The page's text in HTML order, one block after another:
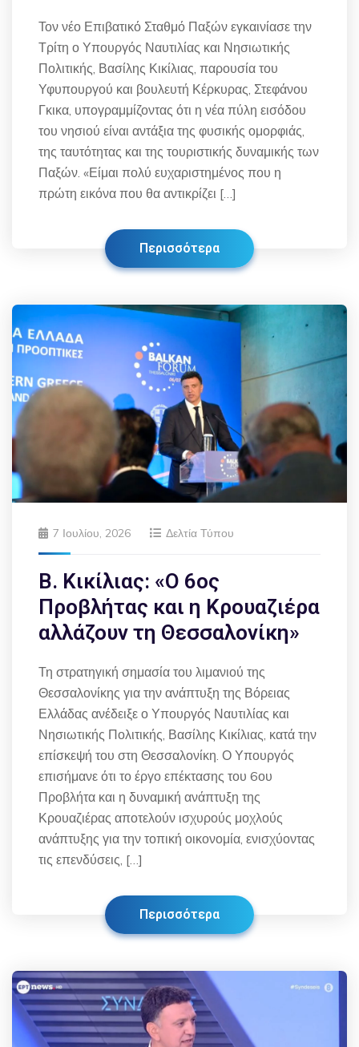
Τον νέο Επιβατικό Σταθμό Παξών εγκαινίασε την
Τρίτη ο Υπουργός Ναυτιλίας και Νησιωτικής
Πολιτικής, Βασίλης Κικίλιας, παρουσία του
Υφυπουργού και βουλευτή Κέρκυρας, Στεφάνου
Γκικα, υπογραμμίζοντας ότι η νέα πύλη εισόδου
του νησιού είναι αντάξια της φυσικής ομορφιάς,
της ταυτότητας και της τουριστικής δυναμικής των
Παξών. «Είμαι πολύ ευχαριστημένος που η
πρώτη εικόνα που θα αντικρίζει […]
Περισσότερα
7 Ιουλίου, 2026 Δελτία Τύπου
Β. Κικίλιας: «Ο 6ος
Προβλήτας και η Κρουαζιέρα
αλλάζουν τη Θεσσαλονίκη»
Τη στρατηγική σημασία του λιμανιού της
Θεσσαλονίκης για την ανάπτυξη της Βόρειας
Ελλάδας ανέδειξε ο Υπουργός Ναυτιλίας και
Νησιωτικής Πολιτικής, Βασίλης Κικίλιας, κατά την
επίσκεψή του στη Θεσσαλονίκη. Ο Υπουργός
επισήμανε ότι το έργο επέκτασης του 6ου
Προβλήτα και η δυναμική ανάπτυξη της
Κρουαζιέρας αποτελούν ισχυρούς μοχλούς
ανάπτυξης για την τοπική οικονομία, ενισχύοντας
τις επενδύσεις, […]
Περισσότερα